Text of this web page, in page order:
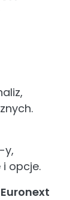
y,
opcje.